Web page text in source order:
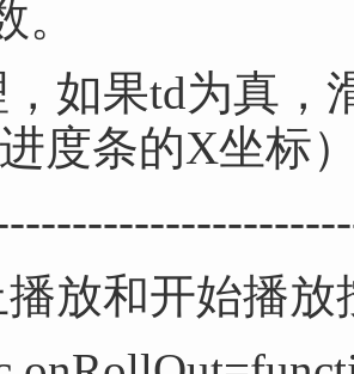
。
如果td为真，
度条的X坐标
放和开始播放